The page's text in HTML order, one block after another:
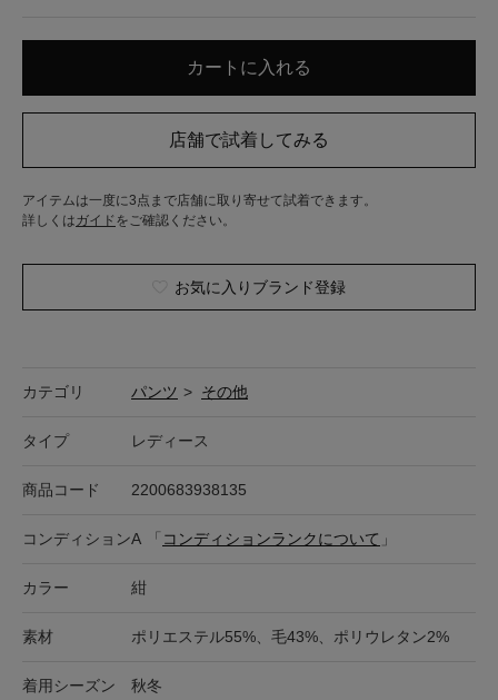
アイテムは一度に3点まで店舗に取り寄せて試着できます。
詳しくはガイド をご確認ください。
お気に入りブランド登録
カテゴリ パンツ > その他
タイプ レディース
商品コード 2200683938135
コンディションA 「 コンディションランクについて 」
カラー 紺
素材 ポリエステル55%、毛43%、ポリウレタン2%
着用シーズン 秋冬